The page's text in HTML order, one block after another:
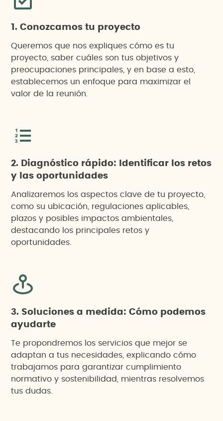
1. Conozcamos tu proyecto
Queremos que nos expliques cómo es tu
proyecto, saber cuáles son tus objetivos y
preocupaciones principales, y en base a esto,
establecemos un enfoque para maximizar el
valor de la reunión.
2. Diagnóstico rápido: Identificar los retos
y las oportunidades
Analizaremos los aspectos clave de tu proyecto,
como su ubicación, regulaciones aplicables,
plazos y posibles impactos ambientales,
destacando los principales retos y
oportunidades.
3. Soluciones a medida: Cómo podemos
ayudarte
Te propondremos los servicios que mejor se
adaptan a tus necesidades, explicando cómo
trabajamos para garantizar cumplimiento
normativo y sostenibilidad, mientras resolvemos
tus dudas.